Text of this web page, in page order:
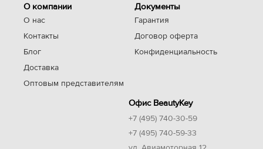
О компании
О нас
Контакты
Блог
Доставка
Оптовым представителям
Документы
Гарантия
Договор оферта
Конфиденциальность
Офис BeautyKey
+7 (495) 740-30-59
+7 (495) 740-59-33